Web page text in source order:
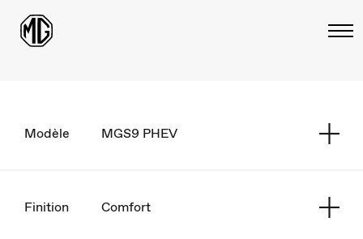
Modèle MGS9 PHEV
Finition Comfort